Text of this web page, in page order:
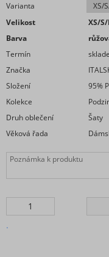
Šaty sportovní
Šaty teplé
Šaty letní
Tepláky a legíny
Župany
Plavky
Vogue kolekce
Neonová kolekce
Varianta
Velikost
XS/
Barva
Termín
Značka
Složení
95%
Kolekce
Druh oblečení
Šaty
Věková řada
.